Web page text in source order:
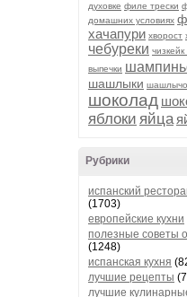
духовке филе трески
домашних условиях
хачапури хворост
чебуреки
выпечки
шашлыки
шоколад
яблоки яйца
Рубрики
испанский
(1703)
европейские кухни
полезные советы
(1248)
испанская кухня
лучшие рецепты
лучшие